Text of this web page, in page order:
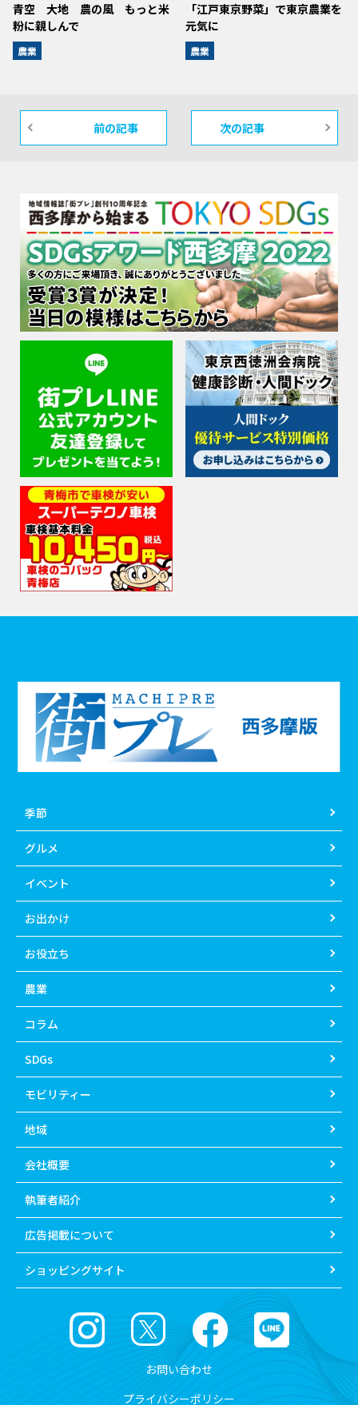
青空 大地 農の風 もっと米
粉に親しんで
農業
「江戸東京野菜」で東京農業を
元気に
農業
前の記事 次の記事
季節
グルメ
イベント
お出かけ
お役立ち
農業
コラム
SDGs
モビリティー
地域
会社概要
執筆者紹介
広告掲載について
ショッピングサイト
お問い合わせ
プライバシーポリシー